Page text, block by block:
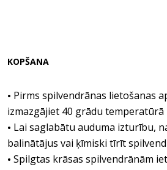
KOPŠANA
• Pirms spilvendrānas lietošanas
izmazgājiet 40 grādu temperatūrā
• Lai saglabātu auduma izturību,
balinātājus vai ķīmiski tīrīt
• Spilgtas krāsas spilvendrānām